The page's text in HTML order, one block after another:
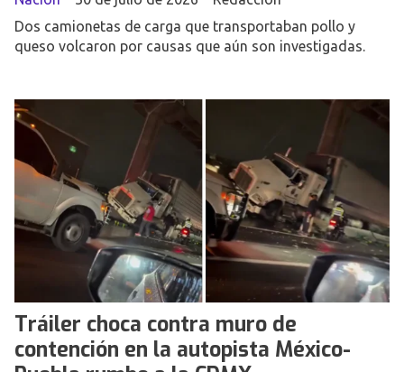
Dos camionetas de carga que transportaban pollo y
queso volcaron por causas que aún son investigadas.
Tráiler choca contra muro de
contención en la autopista México-